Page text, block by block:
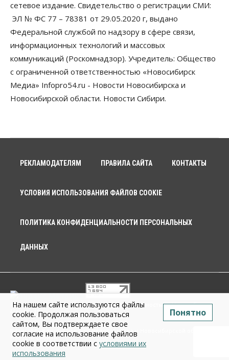
сетевое издание. Свидетельство о регистрации СМИ:
ЭЛ № ФС 77 – 78381 от 29.05.2020 г, выдано
Федеральной службой по надзору в сфере связи,
информационных технологий и массовых
коммуникаций (Роскомнадзор). Учредитель: Общество
с ограниченной ответственностью «Новосибирск
Медиа» Infopro54.ru - Новости Новосибирска и
Новосибирской области. Новости Сибири.
РЕКЛАМОДАТЕЛЯМ ПРАВИЛА САЙТА КОНТАКТЫ
УСЛОВИЯ ИСПОЛЬЗОВАНИЯ ФАЙЛОВ COOKIE
ПОЛИТИКА КОНФИДЕНЦИАЛЬНОСТИ ПЕРСОНАЛЬНЫХ
ДАННЫХ
© 2026 г. Общество с ограниченной ответственностью «Новосибирск
Медиа» 18+
Infopro54 - Важные новости Новосибирска и Новосибирской области.
Новости Сибири
На нашем сайте используются файлы
cookie. Продолжая пользоваться
сайтом, Вы подтверждаете свое
согласие на использование файлов
cookie в соответствии с условиями их
использования
Понятно